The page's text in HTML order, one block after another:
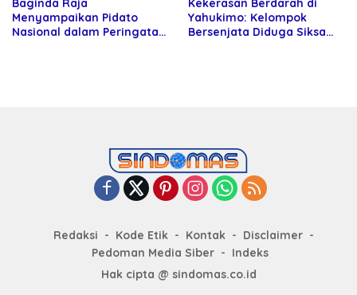
Baginda Raja
Menyampaikan Pidato
Nasional dalam Peringatan
Kekerasan Berdarah di
Yahukimo: Kelompok
Bersenjata Diduga Siksa
Redaksi Kode Etik Kontak
Disclaimer
Pedoman Media Siber
Indeks
Hak cipta @ sindomas.co.id